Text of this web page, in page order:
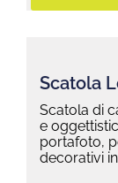
Scatola
Scatola di
e
portafoto,
decorativi